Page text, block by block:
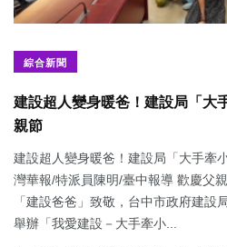
綜合新聞
建設超人變身暖爸！建設局「大
親節
建設超人變身暖爸！建設局「大手牽
灣華報/特派員陳明/臺中報導 歡慶父
「建設爸爸」致敬，台中市政府建設
舉辦「我愛建設－大手牽小...